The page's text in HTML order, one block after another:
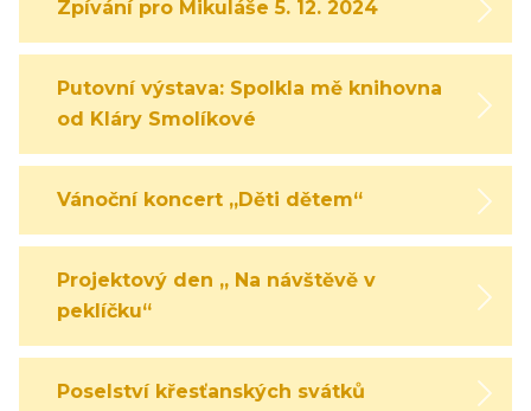
Zpívání pro Mikuláše 5. 12. 2024
Putovní výstava: Spolkla mě knihovna
od Kláry Smolíkové
Vánoční koncert „Děti dětem“
Projektový den „ Na návštěvě v
peklíčku“
Poselství křesťanských svátků